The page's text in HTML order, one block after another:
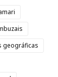
geográficas